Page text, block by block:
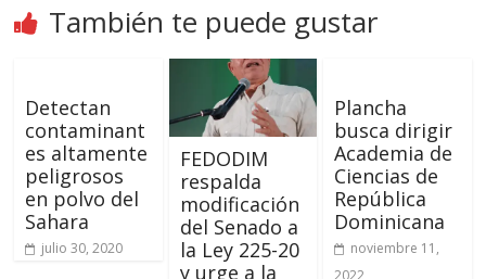
También te puede gustar
Detectan
contaminant
es altamente
peligrosos
en polvo del
Sahara
julio 30, 2020
FEDODIM
respalda
modificación
del Senado a
la Ley 225-20
y urge a la
Plancha
busca dirigir
Academia de
Ciencias de
República
Dominicana
noviembre 11,
2022